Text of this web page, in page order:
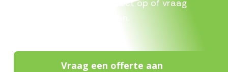
jouw situatie. Neem contact op of vraag
vrijblijvend een offerte aan.
Vraag een offerte aan